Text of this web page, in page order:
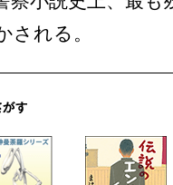
される。